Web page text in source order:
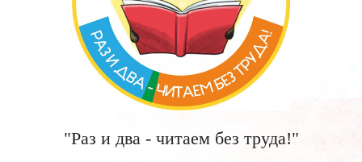
"Раз и два - читаем без труда!"